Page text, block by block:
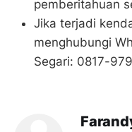
pemberitahuan
Jika terjadi
menghubungi
Segari: 0817-